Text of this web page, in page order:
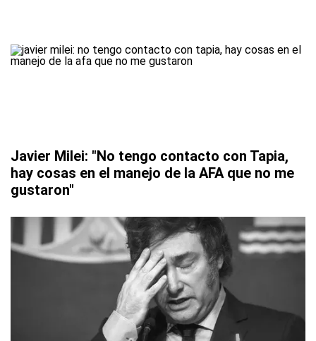
Javier Milei: "No tengo contacto con Tapia,
hay cosas en el manejo de la AFA que no me
gustaron"